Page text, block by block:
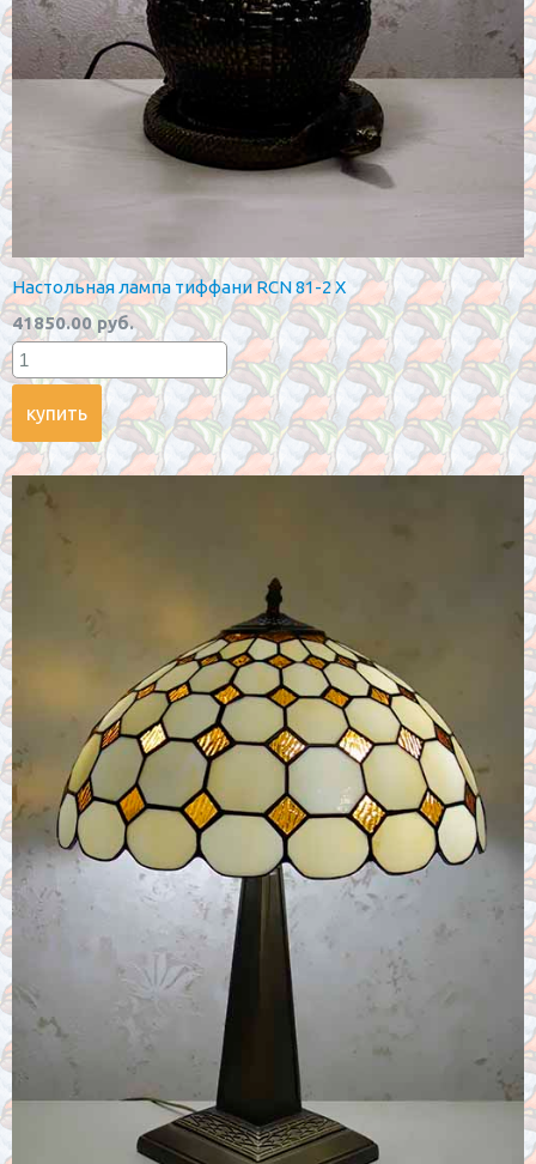
Настольная лампа тиффани RCN 81-2 X
41850.00 руб.